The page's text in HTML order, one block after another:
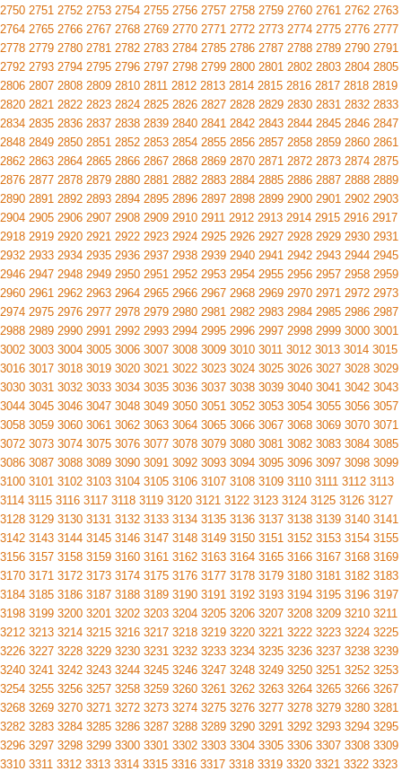
2750 2751 2752 2753 2754 2755 2756 2757 2758 2759 2760 2761 2762 2763
2764 2765 2766 2767 2768 2769 2770 2771 2772 2773 2774 2775 2776 2777
2778 2779 2780 2781 2782 2783 2784 2785 2786 2787 2788 2789 2790 2791
2792 2793 2794 2795 2796 2797 2798 2799 2800 2801 2802 2803 2804 2805
2806 2807 2808 2809 2810 2811 2812 2813 2814 2815 2816 2817 2818 2819
2820 2821 2822 2823 2824 2825 2826 2827 2828 2829 2830 2831 2832 2833
2834 2835 2836 2837 2838 2839 2840 2841 2842 2843 2844 2845 2846 2847
2848 2849 2850 2851 2852 2853 2854 2855 2856 2857 2858 2859 2860 2861
2862 2863 2864 2865 2866 2867 2868 2869 2870 2871 2872 2873 2874 2875
2876 2877 2878 2879 2880 2881 2882 2883 2884 2885 2886 2887 2888 2889
2890 2891 2892 2893 2894 2895 2896 2897 2898 2899 2900 2901 2902 2903
2904 2905 2906 2907 2908 2909 2910 2911 2912 2913 2914 2915 2916 2917
2918 2919 2920 2921 2922 2923 2924 2925 2926 2927 2928 2929 2930 2931
2932 2933 2934 2935 2936 2937 2938 2939 2940 2941 2942 2943 2944 2945
2946 2947 2948 2949 2950 2951 2952 2953 2954 2955 2956 2957 2958 2959
2960 2961 2962 2963 2964 2965 2966 2967 2968 2969 2970 2971 2972 2973
2974 2975 2976 2977 2978 2979 2980 2981 2982 2983 2984 2985 2986 2987
2988 2989 2990 2991 2992 2993 2994 2995 2996 2997 2998 2999 3000 3001
3002 3003 3004 3005 3006 3007 3008 3009 3010 3011 3012 3013 3014 3015
3016 3017 3018 3019 3020 3021 3022 3023 3024 3025 3026 3027 3028 3029
3030 3031 3032 3033 3034 3035 3036 3037 3038 3039 3040 3041 3042 3043
3044 3045 3046 3047 3048 3049 3050 3051 3052 3053 3054 3055 3056 3057
3058 3059 3060 3061 3062 3063 3064 3065 3066 3067 3068 3069 3070 3071
3072 3073 3074 3075 3076 3077 3078 3079 3080 3081 3082 3083 3084 3085
3086 3087 3088 3089 3090 3091 3092 3093 3094 3095 3096 3097 3098 3099
3100 3101 3102 3103 3104 3105 3106 3107 3108 3109 3110 3111 3112 3113
3114 3115 3116 3117 3118 3119 3120 3121 3122 3123 3124 3125 3126 3127
3128 3129 3130 3131 3132 3133 3134 3135 3136 3137 3138 3139 3140 3141
3142 3143 3144 3145 3146 3147 3148 3149 3150 3151 3152 3153 3154 3155
3156 3157 3158 3159 3160 3161 3162 3163 3164 3165 3166 3167 3168 3169
3170 3171 3172 3173 3174 3175 3176 3177 3178 3179 3180 3181 3182 3183
3184 3185 3186 3187 3188 3189 3190 3191 3192 3193 3194 3195 3196 3197
3198 3199 3200 3201 3202 3203 3204 3205 3206 3207 3208 3209 3210 3211
3212 3213 3214 3215 3216 3217 3218 3219 3220 3221 3222 3223 3224 3225
3226 3227 3228 3229 3230 3231 3232 3233 3234 3235 3236 3237 3238 3239
3240 3241 3242 3243 3244 3245 3246 3247 3248 3249 3250 3251 3252 3253
3254 3255 3256 3257 3258 3259 3260 3261 3262 3263 3264 3265 3266 3267
3268 3269 3270 3271 3272 3273 3274 3275 3276 3277 3278 3279 3280 3281
3282 3283 3284 3285 3286 3287 3288 3289 3290 3291 3292 3293 3294 3295
3296 3297 3298 3299 3300 3301 3302 3303 3304 3305 3306 3307 3308 3309
3310 3311 3312 3313 3314 3315 3316 3317 3318 3319 3320 3321 3322 3323